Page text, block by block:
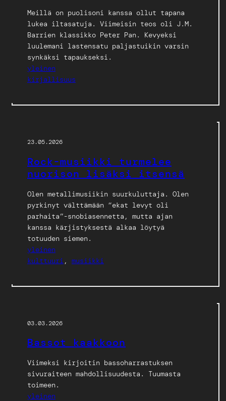
Meillä on puolisoni kanssa ollut tapana
lukea iltasatuja. Viimeisin teos oli J.M.
Barrien klassikko Peter Pan. Kevyeksi
luulemani lastensatu paljastuikin varsin
synkäksi tapaukseksi.
yleinen
kirjallisuus
23.05.2026
Rock-musiikki turmelee
nuorison lisäksi itsensä
Olen metallimusiikin suurkuluttaja. Olen
pyrkinyt välttämään “ekat levyt oli
parhaita”-snobiasennetta, mutta ajan
kanssa kärjistyksestä alkaa löytyä
totuuden siemen.
yleinen
kulttuuri , musiikki
03.03.2026
Bassot kaakkoon
Viimeksi kirjoitin bassoharrastuksen
sivuraiteen mahdollisuudesta. Tuumasta
toimeen.
yleinen